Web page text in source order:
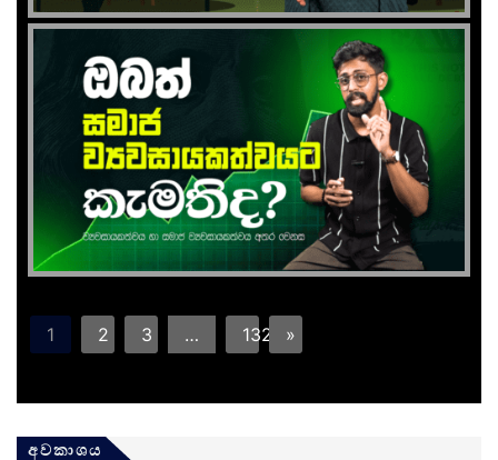
1 2 3 … 132 »
අවකාශය